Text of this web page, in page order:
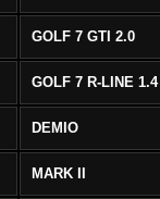
GOLF 7 GTI 2.0
GOLF 7 R-LINE 1.4
DEMIO
MARK II